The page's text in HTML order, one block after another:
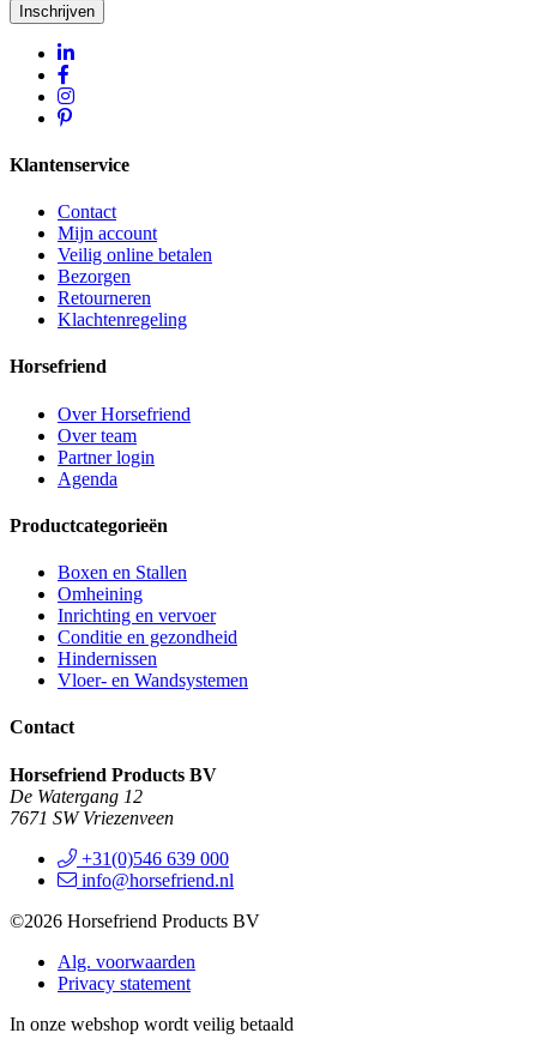
Inschrijven
Klantenservice
Contact
Mijn account
Veilig online betalen
Bezorgen
Retourneren
Klachtenregeling
Horsefriend
Over Horsefriend
Over team
Partner login
Agenda
Productcategorieën
Boxen en Stallen
Omheining
Inrichting en vervoer
Conditie en gezondheid
Hindernissen
Vloer- en Wandsystemen
Contact
Horsefriend Products BV
De Watergang 12
7671 SW Vriezenveen
+31(0)546 639 000
info@horsefriend.nl
©2026 Horsefriend Products BV
Alg. voorwaarden
Privacy statement
In onze webshop wordt veilig betaald